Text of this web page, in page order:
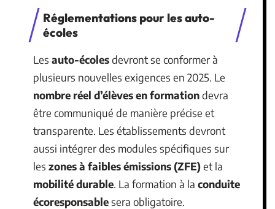
Réglementations pour les auto-
écoles
Les auto-écolesdevront se conformer à
plusieurs nouvelles exigences en 2025. Le
nombre réel d’élèves en formationdevra
être communiqué de manière précise et
transparente. Les établissements devront
aussi intégrer des modules spécifiques sur
les zones à faibles émissions (ZFE)et la
mobilité durable. La formation à la conduite
écoresponsablesera obligatoire.